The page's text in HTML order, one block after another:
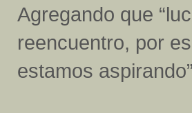
Agregando que
reencuentro, por
estamos